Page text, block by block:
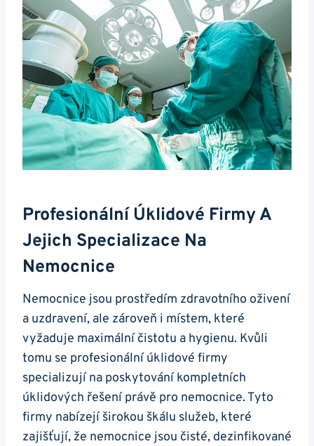
Profesionální Úklidové Firmy A
Jejich Specializace Na
Nemocnice
Nemocnice jsou prostředím zdravotního oživení
a uzdravení, ale zároveň i místem, které
vyžaduje maximální čistotu a hygienu. Kvůli
tomu se profesionální úklidové firmy
specializují na poskytování kompletních
úklidových řešení právě pro nemocnice. Tyto
firmy nabízejí širokou škálu služeb, které
zajišťují, že nemocnice jsou čisté, dezinfikované